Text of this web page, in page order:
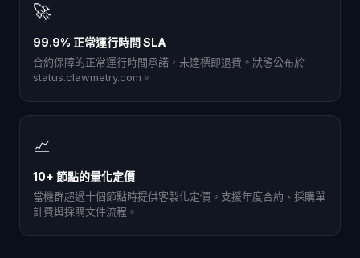
🚀
99.9% 正常運行時間 SLA
合約保障的正常運行時間承諾，未達標即退費。狀態公布於
status.clawmetry.com。
📈
10+ 節點的量化定價
當機群超過十個節點時提供客製化定價。支援年度合約、採購單
計費與採購文件流程。